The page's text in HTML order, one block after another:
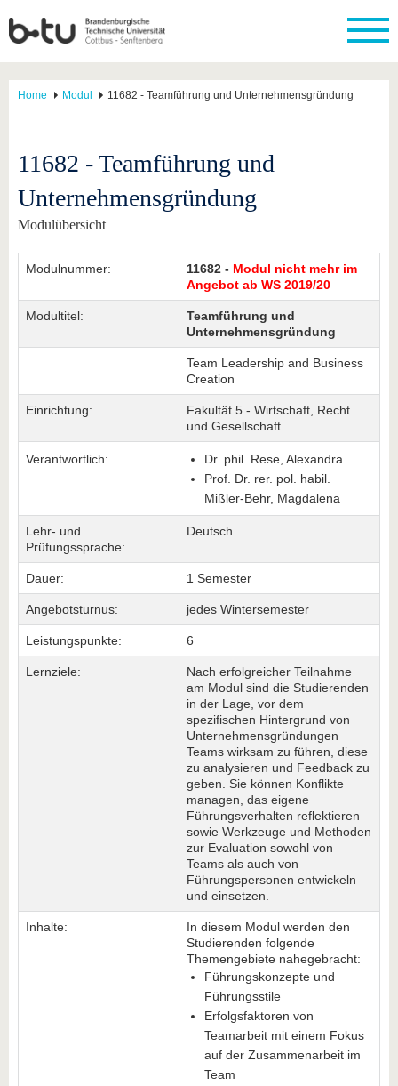
Home Modul 11682 - Teamführung und Unternehmensgründung
11682 - Teamführung und
Unternehmensgründung
Modulübersicht
Modulnummer: 11682 - Modul nicht mehr im
Angebot ab WS 2019/20
Modultitel:
Teamführung und
Unternehmensgründung
Team Leadership and Business
Creation
Einrichtung:
Fakultät 5 - Wirtschaft, Recht
und Gesellschaft
Verantwortlich:
Dr. phil. Rese, Alexandra
Prof. Dr. rer. pol. habil.
Mißler-Behr, Magdalena
Lehr- und
Prüfungssprache:
Deutsch
Dauer: 1 Semester
Angebotsturnus: jedes Wintersemester
Leistungspunkte: 6
Lernziele:
Nach erfolgreicher Teilnahme
am Modul sind die Studierenden
in der Lage, vor dem
spezifischen Hintergrund von
Unternehmensgründungen
Teams wirksam zu führen, diese
zu analysieren und Feedback zu
geben. Sie können Konflikte
managen, das eigene
Führungsverhalten reflektieren
sowie Werkzeuge und Methoden
zur Evaluation sowohl von
Teams als auch von
Führungspersonen entwickeln
und einsetzen.
Inhalte:
In diesem Modul werden den
Studierenden folgende
Themengebiete nahegebracht:
Führungskonzepte und
Führungsstile
Erfolgsfaktoren von
Teamarbeit mit einem Fokus
auf der Zusammenarbeit im
Team